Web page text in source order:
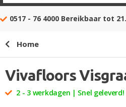
Waar
ben
opzoek?
0517 - 76 4000 Bereikbaar tot
Home
Vivafloors
2 - 3 werkdagen | Snel geleverd!